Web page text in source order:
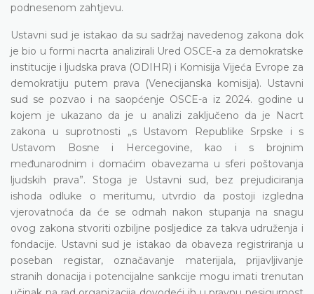
podnesenom zahtjevu.
Ustavni sud je istakao da su sadržaj navedenog zakona dok
je bio u formi nacrta analizirali Ured OSCE-a za demokratske
institucije i ljudska prava (ODIHR) i Komisija Vijeća Evrope za
demokratiju putem prava (Venecijanska komisija). Ustavni
sud se pozvao i na saopćenje OSCE-a iz 2024. godine u
kojem je ukazano da je u analizi zaključeno da je Nacrt
zakona u suprotnosti „s Ustavom Republike Srpske i s
Ustavom Bosne i Hercegovine, kao i s brojnim
međunarodnim i domaćim obavezama u sferi poštovanja
ljudskih prava”. Stoga je Ustavni sud, bez prejudiciranja
ishoda odluke o meritumu, utvrdio da postoji izgledna
vjerovatnoća da će se odmah nakon stupanja na snagu
ovog zakona stvoriti ozbiljne posljedice za takva udruženja i
fondacije. Ustavni sud je istakao da obaveza registriranja u
poseban registar, označavanje materijala, prijavljivanje
stranih donacija i potencijalne sankcije mogu imati trenutan